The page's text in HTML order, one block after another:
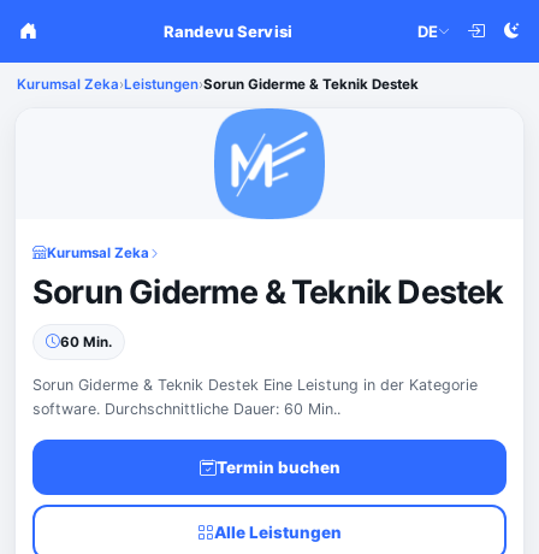
Randevu Servisi DE
Kurumsal Zeka›Leistungen›Sorun Giderme & Teknik Destek
Kurumsal Zeka
Sorun Giderme & Teknik Destek
60 Min.
Sorun Giderme & Teknik Destek Eine Leistung in der Kategorie
software. Durchschnittliche Dauer: 60 Min..
Termin buchen
Alle Leistungen